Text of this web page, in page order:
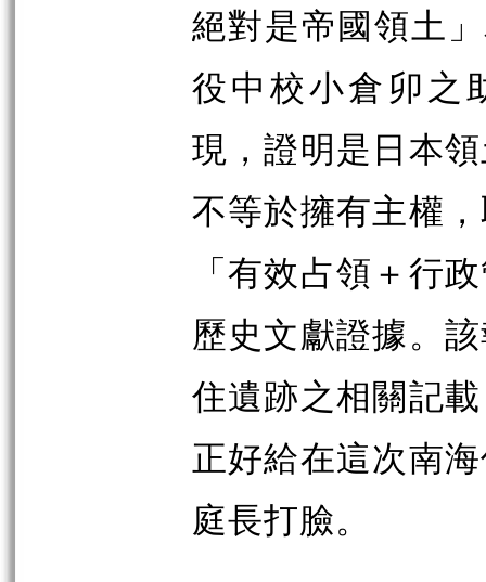
絕對是帝國領土
役中校小倉卯之
現，證明是日本
不等於擁有主權
「有效占領＋行
歷史文獻證據。
住遺跡之相關記
正好給在這次南
庭長打臉。